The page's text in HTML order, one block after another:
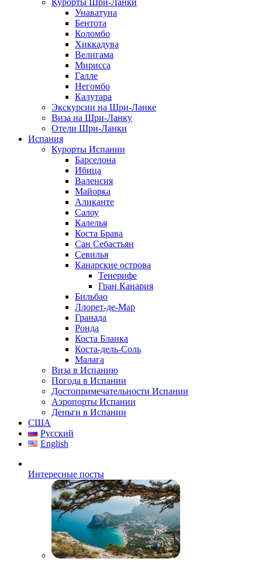
Курорты Шри-Ланки
Унаватуна
Бентота
Коломбо
Хиккадува
Велигама
Мирисса
Галле
Негомбо
Калутара
Экскурсии на Шри-Ланке
Виза на Шри-Ланку
Отели Шри-Ланки
Испания
Курорты Испании
Барселона
Ибица
Валенсия
Майорка
Аликанте
Салоу
Калелья
Коста Брава
Сан Себастьян
Севилья
Канарские острова
Тенерифе
Гран Канария
Бильбао
Ллорет-де-Мар
Гранада
Ронда
Коста Бланка
Коста-дель-Соль
Малага
Виза в Испанию
Погода в Испании
Достопримечательности Испании
Аэропорты Испании
Деньги в Испании
США
Русский
English
Интересные посты